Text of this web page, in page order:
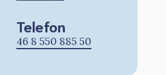
Telefon
46 8 550 885 50